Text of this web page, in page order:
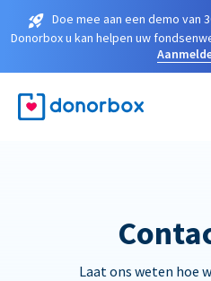
Doe mee aan een demo van
Donorbox u kan helpen uw
Laat ons weten hoe